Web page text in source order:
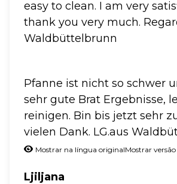
easy to clean. I am very
thank you very much.
Waldbüttelbrunn
Pfanne ist nicht so schwer
sehr gute Brat Ergebnisse,
reinigen. Bin bis jetzt sehr
vielen Dank. LG.aus
Mostrar na língua originalMostrar
Ljiljana